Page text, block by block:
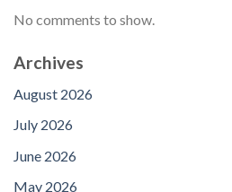
No comments to show.
Archives
August 2026
July 2026
June 2026
May 2026